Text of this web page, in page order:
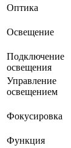
Оптика
Освещение
Подключение
освещения
Управление
освещением
Фокусировка
Функция